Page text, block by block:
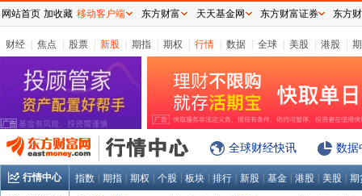
财经 焦点 股票 新股 期指 期权 行情 数据 全球 美股 港股
全球财经快讯 数据
行情中心 指数 期指 期权 个股 板块 排行 新股 基金 港股 美股 期
网站首页 加收藏 移动客户端 东方财富 天天基金网 东方财富证券 东方